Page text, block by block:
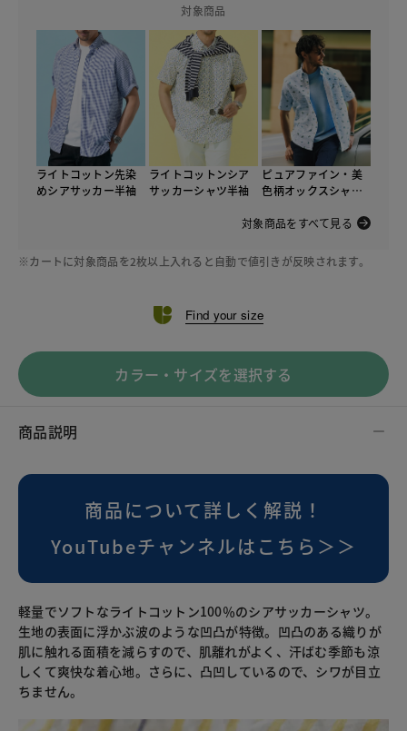
対象商品
ライトコットン先染
めシアサッカー半袖
ライトコットンシア
サッカーシャツ半袖
ピュアファイン・美
色柄オックスシャツ
対象商品をすべて見る
※カートに対象商品を2枚以上入れると自動で値引きが反映されます。
Find your size
カラー・サイズを選択する
商品説明
商品について詳しく解説！
YouTubeチャンネルはこちら＞＞
軽量でソフトなライトコットン100％のシアサッカーシャツ。
生地の表面に浮かぶ波のような凹凸が特徴。凹凸のある織りが
肌に触れる面積を減らすので、肌離れがよく、汗ばむ季節も涼
しくて爽快な着心地。さらに、凸凹しているので、シワが目立
ちません。